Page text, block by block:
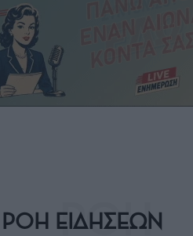
ΡΟΗ ΕΙΔΗΣΕΩΝ